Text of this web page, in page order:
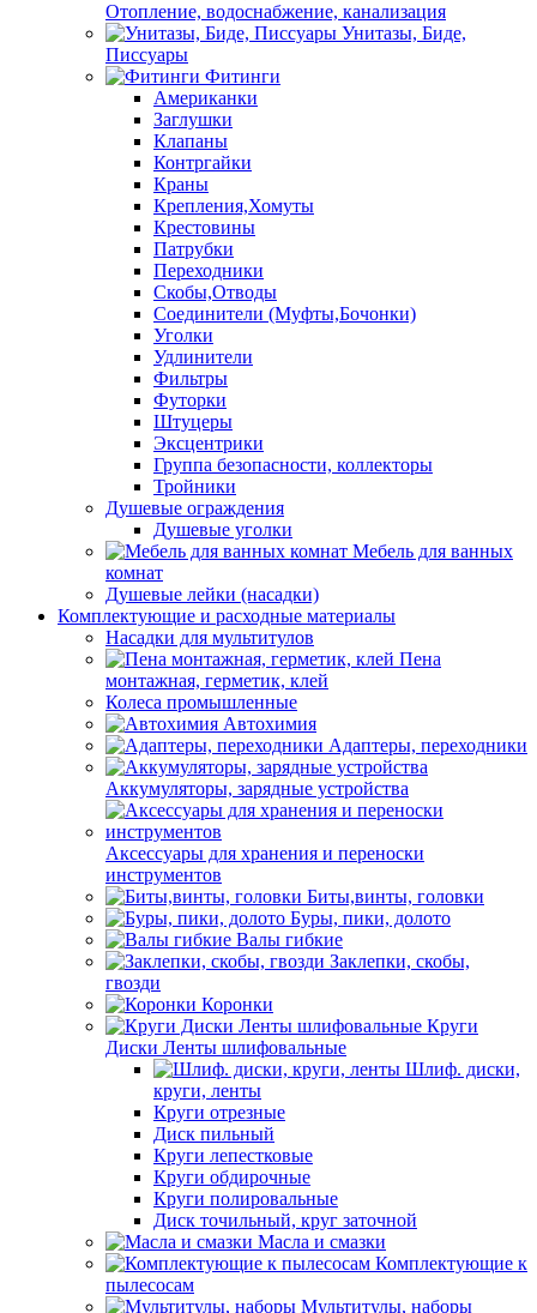
Отопление, водоснабжение, канализация
Унитазы, Биде,
Писсуары
Фитинги
Американки
Заглушки
Клапаны
Контргайки
Краны
Крепления,Хомуты
Крестовины
Патрубки
Переходники
Скобы,Отводы
Соединители (Муфты,Бочонки)
Уголки
Удлинители
Фильтры
Футорки
Штуцеры
Эксцентрики
Группа безопасности, коллекторы
Тройники
Душевые ограждения
Душевые уголки
Мебель для ванных
комнат
Душевые лейки (насадки)
Комплектующие и расходные материалы
Насадки для мультитулов
Пена
монтажная, герметик, клей
Колеса промышленные
Автохимия
Адаптеры, переходники
Аккумуляторы, зарядные устройства
Аксессуары для хранения и переноски
инструментов
Биты,винты, головки
Буры, пики, долото
Валы гибкие
Заклепки, скобы,
гвозди
Коронки
Круги
Диски Ленты шлифовальные
Шлиф. диски,
круги, ленты
Круги отрезные
Диск пильный
Круги лепестковые
Круги обдирочные
Круги полировальные
Диск точильный, круг заточной
Масла и смазки
Комплектующие к
пылесосам
Мультитулы, наборы